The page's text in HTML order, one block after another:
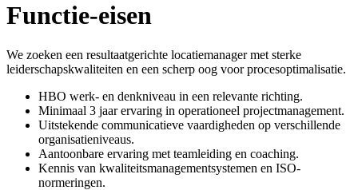
Functie-eisen
We zoeken een resultaatgerichte locatiemanager met sterke
leiderschapskwaliteiten en een scherp oog voor procesoptimalisatie.
HBO werk- en denkniveau in een relevante richting.
Minimaal 3 jaar ervaring in operationeel projectmanagement.
Uitstekende communicatieve vaardigheden op verschillende
organisatieniveaus.
Aantoonbare ervaring met teamleiding en coaching.
Kennis van kwaliteitsmanagementsystemen en ISO-
normeringen.